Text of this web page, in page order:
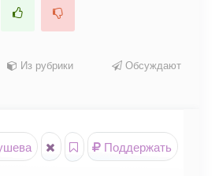
Из рубрики Обсуждают
Поддержать